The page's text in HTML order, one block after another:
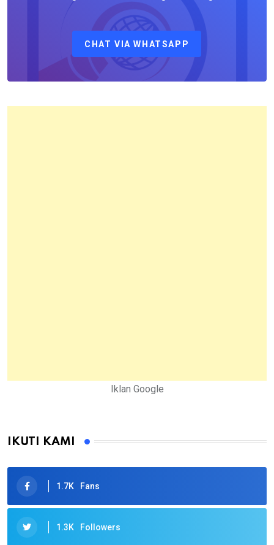
Pertanahan
Kota
CHAT VIA WHATSAPP
Iklan Google
IKUTI KAMI
1.7K Fans
1.3K Followers